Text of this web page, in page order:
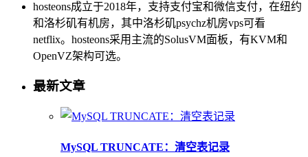
hosteons成立于2018年，支持支付宝和微信支付，在纽约
和洛杉矶有机房，其中洛杉矶psychz机房vps可看
netflix。hosteons采用主流的SolusVM面板，有KVM和
OpenVZ架构可选。
最新文章
MySQL TRUNCATE：清空表记录